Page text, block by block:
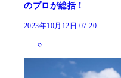
のプロが総括！
2023年10月12日 07:20